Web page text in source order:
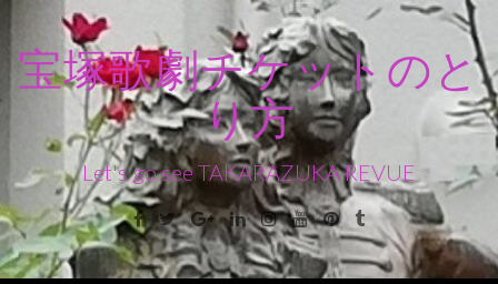
ン
ス
キ
ッ
宝塚歌劇チケットのと
り方
Let's go see TAKARAZUKA REVUE
Facebook
TwitterGoogle+LinkedinInstagram
YoutubePinterest
Tumblr